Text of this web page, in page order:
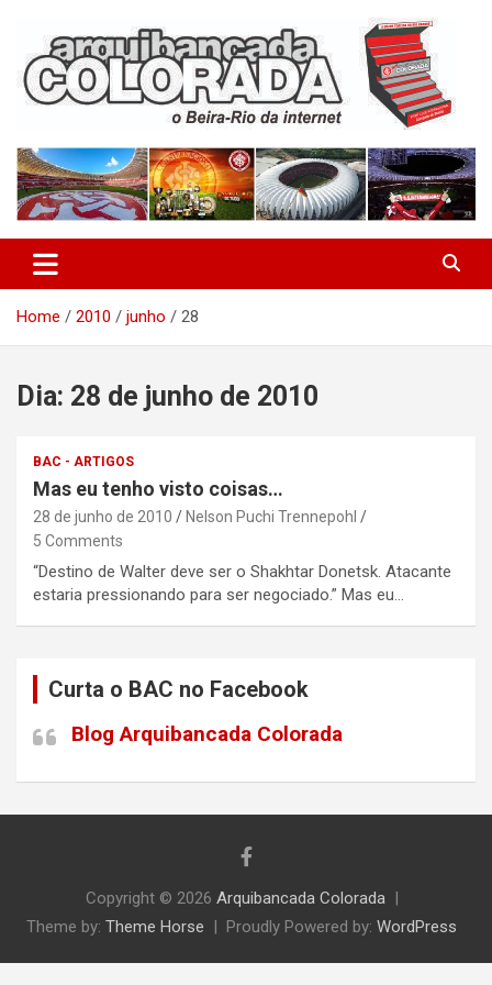
content
Arquibancada Colorada
Home 2010 junho 28
Dia: 28 de junho de 2010
BAC - ARTIGOS
Mas eu tenho visto coisas…
28 de junho de 2010
Nelson Puchi Trennepohl
5 Comments
“Destino de Walter deve ser o Shakhtar Donetsk. Atacante
estaria pressionando para ser negociado.” Mas eu…
Curta o BAC no Facebook
Blog Arquibancada Colorada
Copyright © 2026 Arquibancada Colorada
Theme by: Theme Horse Proudly Powered by: WordPress